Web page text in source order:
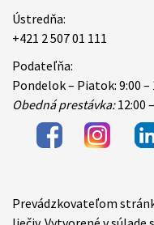
Ústredňa:
+421 2 507 01 111
Podateľňa:
Pondelok – Piatok: 9:00 –
Obedná prestávka:12:00
Items
Prevádzkovateľom